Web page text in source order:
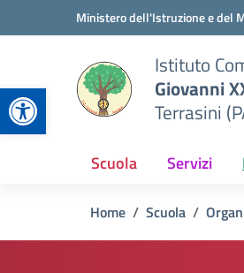
Apri la barra degli
Vai ai contenuti
Vai al menu di navigazioneMinistero dell'Istruzione e del
Istituto
Giovanni
Terrasini
Scuola Servizi
Home Scuola